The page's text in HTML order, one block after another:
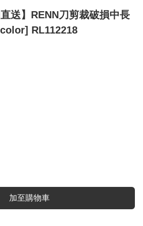
直送】RENN刀剪裁破損中長
RL112218
加至購物車